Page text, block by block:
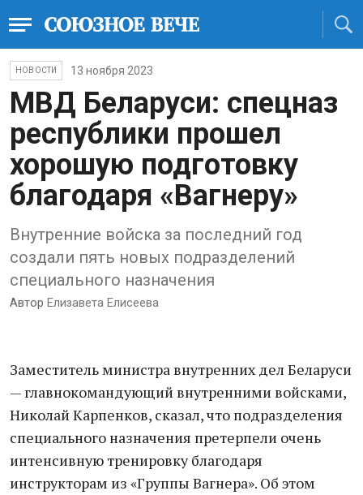
НОВОСТИ 13 ноября 2023
МВД Беларуси: спецназ
республики прошел
хорошую подготовку
благодаря «Вагнеру»
Внутренние войска за последний год
создали пять новых подразделений
специального назначения
Автор Елизавета Елисеева
Заместитель министра внутренних дел Беларуси
— главнокомандующий внутренними войсками,
Николай Карпенков, сказал, что подразделения
специального назначения претерпели очень
интенсивную тренировку благодаря
инструкторам из «Группы Вагнера». Об этом